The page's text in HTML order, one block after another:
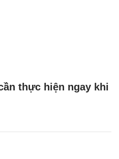
thực hiện ngay khi